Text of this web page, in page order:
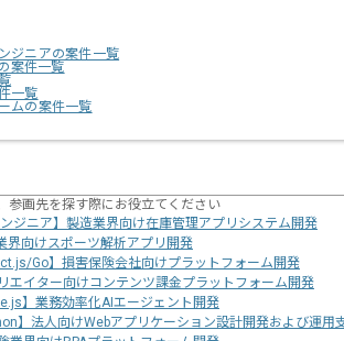
ジニアの案件一覧
案件一覧
一覧
ムの案件一覧
参画先を探す際にお役立てください
ンジニア】製造業界向け在庫管理アプリシステム開発
界向けスポーツ解析アプリ開発
Go】損害保険会社向けプラットフォーム開発
エイター向けコンテンツ課金プラットフォーム開発
】業務効率化AIエージェント開発
】法人向けWebアプリケーション設計開発および運用